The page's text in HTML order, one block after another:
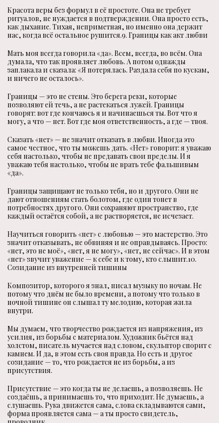
Красота веры без формул в её простоте. Она не требует
ритуалов, не нуждается в подтверждении. Она просто есть,
как дыхание. Тихая, неприметная, но именно она держит
нас, когда всё остальное рушится.9. Границы как акт любви
Мать моя всегда говорила «да». Всем, всегда, во всём. Она
думала, что так проявляет любовь. А потом однажды
заплакала и сказала: «Я потерялась. Раздала себя по кускам,
и ничего не осталось».
Границы — это не стены. Это берега реки, которые
позволяют ей течь, а не растекаться лужей. Границы
говорят: вот где кончаюсь я и начинаешься ты. Вот что я
могу, а что — нет. Вот где моя ответственность, а где — твоя.
Сказать «нет» — не значит отказать в любви. Иногда это
самое честное, что ты можешь дать. «Нет» говорит: я уважаю
себя настолько, чтобы не предавать свои пределы. И я
уважаю тебя настолько, чтобы не врать тебе фальшивым
«да».
Границы защищают не только тебя, но и другого. Они не
дают отношениям стать болотом, где один тонет в
потребностях другого. Они сохраняют пространство, где
каждый остаётся собой, а не растворяется, не исчезает.
Научиться говорить «нет» с любовью — это мастерство. Это
значит отказывать, не обвиняя и не оправдываясь. Просто:
«нет, это не моё», «нет, я не могу», «нет, не сейчас». И в этом
«нет» звучит уважение — к себе и к тому, кто слышит.10.
Созидание из внутренней тишины
Композитор, которого я знал, писал музыку по ночам. Не
потому что днём не было времени, а потому что только в
ночной тишине он слышал ту мелодию, которая жила
внутри.
Мы думаем, что творчество рождается из напряжения, из
усилия, из борьбы с материалом. Художник бьётся над
холстом, писатель мучается над словом, скульптор спорит с
камнем. И да, в этом есть своя правда. Но есть и другое
созидание — то, что рождается не из борьбы, а из
присутствия.
Присутствие — это когда ты не делаешь, а позволяешь. Не
создаёшь, а принимаешь то, что приходит. Не думаешь, а
слушаешь. Рука движется сама, слова складываются сами,
форма проявляется сама — а ты просто свидетель,